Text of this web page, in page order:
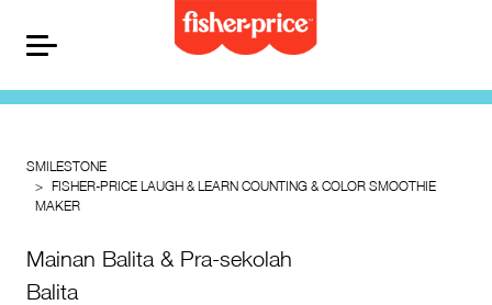
SMILESTONE
FISHER-PRICE LAUGH & LEARN COUNTING & COLOR SMOOTHIE
MAKER
Mainan Balita & Pra-sekolah
Balita